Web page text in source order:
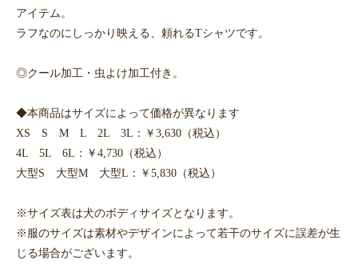
アイテム。
ラフなのにしっかり映える、頼れるTシャツです。
◎クール加工・虫よけ加工付き。
◆本商品はサイズによって価格が異なります
XS S M L 2L 3L：￥3,630（税込）
4L 5L 6L：￥4,730（税込）
大型S 大型M 大型L：￥5,830（税込）
※サイズ表は犬のボディサイズとなります。
※服のサイズは素材やデザインによって若干のサイズに誤差が生
じる場合がございます。